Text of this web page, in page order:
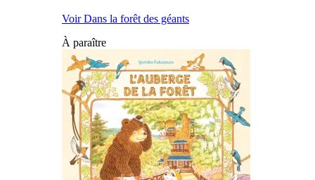
Voir Dans la forêt des géants
À paraître